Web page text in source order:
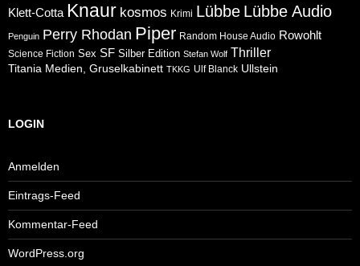
Klett-Cotta Knaur kosmos Krimi Lübbe Lübbe Audio
Penguin Perry Rhodan Piper Random House Audio Rowohlt
Science Fiction Sex SF Silber Edition Stefan Wolf Thriller
Titania Medien, Gruselkabinett TKKG Ulf Blanck Ullstein
LOGIN
Anmelden
Eintrags-Feed
Kommentar-Feed
WordPress.org